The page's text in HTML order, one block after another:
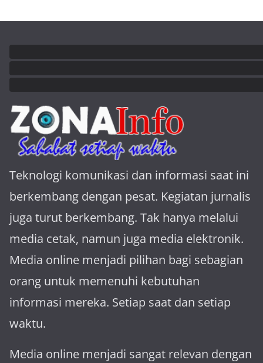
Teknologi komunikasi dan informasi saat ini
berkembang dengan pesat. Kegiatan jurnalis
juga turut berkembang. Tak hanya melalui
media cetak, namun juga media elektronik.
Media online menjadi pilihan bagi sebagian
orang untuk memenuhi kebutuhan
informasi mereka. Setiap saat dan setiap
waktu.
Media online menjadi sangat relevan dengan